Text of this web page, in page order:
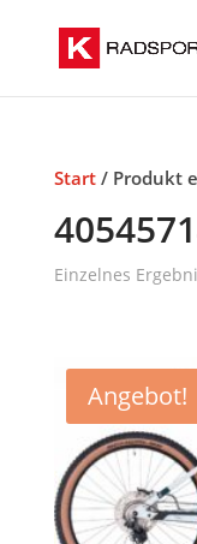
Start/ Produkt
Einzelnes
Angebot!